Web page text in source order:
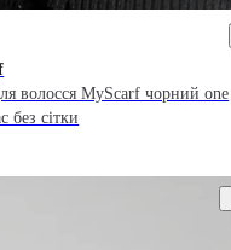
волосся MyScarf чорний one
без сітки